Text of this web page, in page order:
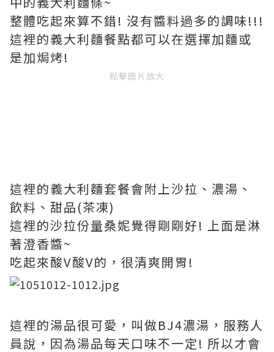
整體吃起來算不錯! 沒有醬料過多的調味!!!
這裡的義大利麵餐點都可以在選擇加麵或
是加焗烤!
點擊圖片放大
這裡的義大利麵套餐會附上沙拉、濃湯、
飲料、甜品(茶凍)
這裡的沙拉份量桑妮覺得剛剛好! 上面是淋
著澄香醬~
吃起來酸V酸V的，很清爽開胃!
這裡的湯品很可愛，叫做BJ4濃湯，服務人
員說，因為湯品每天口味不一定! 所以才會